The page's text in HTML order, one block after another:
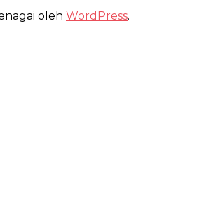
oleh WordPress.